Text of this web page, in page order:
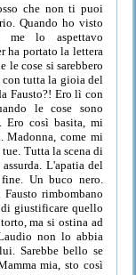
che non ti puoi
Quando ho visto
me lo aspettavo
ha portato la lettera
le cose si sarebbero
con tutta la gioia del
Fausto?! Ero lì con
le cose sono
Ero così basita, mi
Madonna, come mi
Tutta la scena di
L'apatia del
Un buco nero.
rimbombano
di giustificare quello
ma si ostina ad
non lo abbia
Sarebbe bello se
mia, sto così